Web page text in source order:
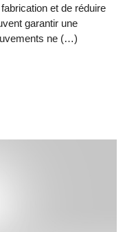
et de réduire
garantir une
ne (…)